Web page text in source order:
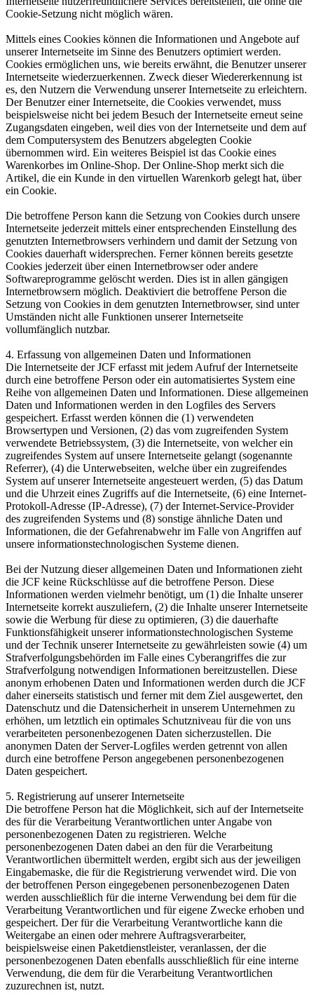
Cookie-Setzung nicht möglich wären.
Mittels eines Cookies können die Informationen und Angebote auf
unserer Internetseite im Sinne des Benutzers optimiert werden.
Cookies ermöglichen uns, wie bereits erwähnt, die Benutzer unserer
Internetseite wiederzuerkennen. Zweck dieser Wiedererkennung ist
es, den Nutzern die Verwendung unserer Internetseite zu erleichtern.
Der Benutzer einer Internetseite, die Cookies verwendet, muss
beispielsweise nicht bei jedem Besuch der Internetseite erneut seine
Zugangsdaten eingeben, weil dies von der Internetseite und dem auf
dem Computersystem des Benutzers abgelegten Cookie
übernommen wird. Ein weiteres Beispiel ist das Cookie eines
Warenkorbes im Online-Shop. Der Online-Shop merkt sich die
Artikel, die ein Kunde in den virtuellen Warenkorb gelegt hat, über
ein Cookie.
Die betroffene Person kann die Setzung von Cookies durch unsere
Internetseite jederzeit mittels einer entsprechenden Einstellung des
genutzten Internetbrowsers verhindern und damit der Setzung von
Cookies dauerhaft widersprechen. Ferner können bereits gesetzte
Cookies jederzeit über einen Internetbrowser oder andere
Softwareprogramme gelöscht werden. Dies ist in allen gängigen
Internetbrowsern möglich. Deaktiviert die betroffene Person die
Setzung von Cookies in dem genutzten Internetbrowser, sind unter
Umständen nicht alle Funktionen unserer Internetseite
vollumfänglich nutzbar.
4. Erfassung von allgemeinen Daten und Informationen
Die Internetseite der JCF erfasst mit jedem Aufruf der Internetseite
durch eine betroffene Person oder ein automatisiertes System eine
Reihe von allgemeinen Daten und Informationen. Diese allgemeinen
Daten und Informationen werden in den Logfiles des Servers
gespeichert. Erfasst werden können die (1) verwendeten
Browsertypen und Versionen, (2) das vom zugreifenden System
verwendete Betriebssystem, (3) die Internetseite, von welcher ein
zugreifendes System auf unsere Internetseite gelangt (sogenannte
Referrer), (4) die Unterwebseiten, welche über ein zugreifendes
System auf unserer Internetseite angesteuert werden, (5) das Datum
und die Uhrzeit eines Zugriffs auf die Internetseite, (6) eine Internet-
Protokoll-Adresse (IP-Adresse), (7) der Internet-Service-Provider
des zugreifenden Systems und (8) sonstige ähnliche Daten und
Informationen, die der Gefahrenabwehr im Falle von Angriffen auf
unsere informationstechnologischen Systeme dienen.
Bei der Nutzung dieser allgemeinen Daten und Informationen zieht
die JCF keine Rückschlüsse auf die betroffene Person. Diese
Informationen werden vielmehr benötigt, um (1) die Inhalte unserer
Internetseite korrekt auszuliefern, (2) die Inhalte unserer Internetseite
sowie die Werbung für diese zu optimieren, (3) die dauerhafte
Funktionsfähigkeit unserer informationstechnologischen Systeme
und der Technik unserer Internetseite zu gewährleisten sowie (4) um
Strafverfolgungsbehörden im Falle eines Cyberangriffes die zur
Strafverfolgung notwendigen Informationen bereitzustellen. Diese
anonym erhobenen Daten und Informationen werden durch die JCF
daher einerseits statistisch und ferner mit dem Ziel ausgewertet, den
Datenschutz und die Datensicherheit in unserem Unternehmen zu
erhöhen, um letztlich ein optimales Schutzniveau für die von uns
verarbeiteten personenbezogenen Daten sicherzustellen. Die
anonymen Daten der Server-Logfiles werden getrennt von allen
durch eine betroffene Person angegebenen personenbezogenen
Daten gespeichert.
5. Registrierung auf unserer Internetseite
Die betroffene Person hat die Möglichkeit, sich auf der Internetseite
des für die Verarbeitung Verantwortlichen unter Angabe von
personenbezogenen Daten zu registrieren. Welche
personenbezogenen Daten dabei an den für die Verarbeitung
Verantwortlichen übermittelt werden, ergibt sich aus der jeweiligen
Eingabemaske, die für die Registrierung verwendet wird. Die von
der betroffenen Person eingegebenen personenbezogenen Daten
werden ausschließlich für die interne Verwendung bei dem für die
Verarbeitung Verantwortlichen und für eigene Zwecke erhoben und
gespeichert. Der für die Verarbeitung Verantwortliche kann die
Weitergabe an einen oder mehrere Auftragsverarbeiter,
beispielsweise einen Paketdienstleister, veranlassen, der die
personenbezogenen Daten ebenfalls ausschließlich für eine interne
Verwendung, die dem für die Verarbeitung Verantwortlichen
zuzurechnen ist, nutzt.